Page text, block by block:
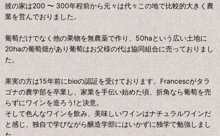
彼の家は200 〜 300年程前から元々は代々この地で比較的大きく農
業を営んでおりました。
葡萄だけでなく他の果物を無農薬で作り、50haという広い土地に
20haの葡萄畑があり葡萄はお父様の代は協同組合に売っておりまし
た。
果実の方は15年前にbioの認証を受けております。Francescがタラ
ゴナの農学部を卒業し、家業を手伝い始めた頃、折角なら葡萄を売
らずにワインを造ろう!と決意。
そして色んなワインを飲み、美味しいワインはナチュラルワインだ
と感じ、独自で学びながら醸造学部にはいかずに独学で勉強しまし